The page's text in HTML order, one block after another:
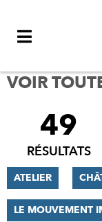
VOIR
FILTRER
RÉSULTATS
49
RÉSULTATS
ATELIER
LE MOUVEMENT